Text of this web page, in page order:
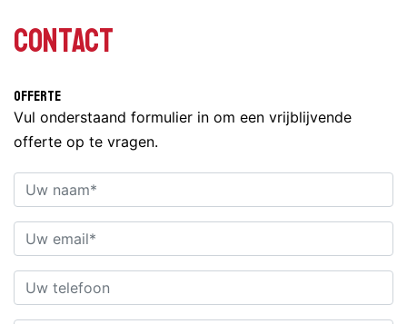
Contact
Offerte
Vul onderstaand formulier in om een vrijblijvende
offerte op te vragen.